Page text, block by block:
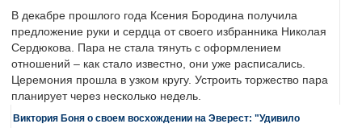
В декабре прошлого года Ксения Бородина получила
предложение руки и сердца от своего избранника Николая
Сердюкова. Пара не стала тянуть с оформлением
отношений – как стало известно, они уже расписались.
Церемония прошла в узком кругу. Устроить торжество пара
планирует через несколько недель.
Виктория Боня о своем восхождении на Эверест: "Удивило